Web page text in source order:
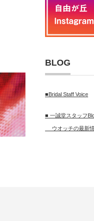
BLOG
■Bridal Staff Voice
■ 一誠堂スタッフ
ウオッチの最新